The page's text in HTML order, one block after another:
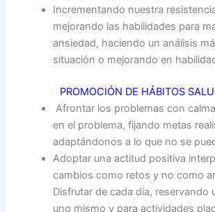
Incrementando nuestra
mejorando las habilidades para
ansiedad, haciendo un análisis
situación o mejorando en
PROMOCIÓN DE HÁBITOS
Afrontar los problemas con
en el problema, fijando metas
adaptándonos a lo que no se
Adoptar una actitud positiva
cambios como retos y no como
Disfrutar de cada día, reservando
uno mismo y para actividades